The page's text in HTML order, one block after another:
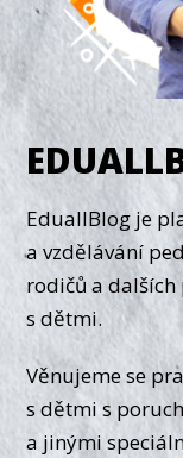
EduallBlog je
a vzdělávání
rodičů a
s dětmi.
Věnujeme se
s dětmi s
a jinými